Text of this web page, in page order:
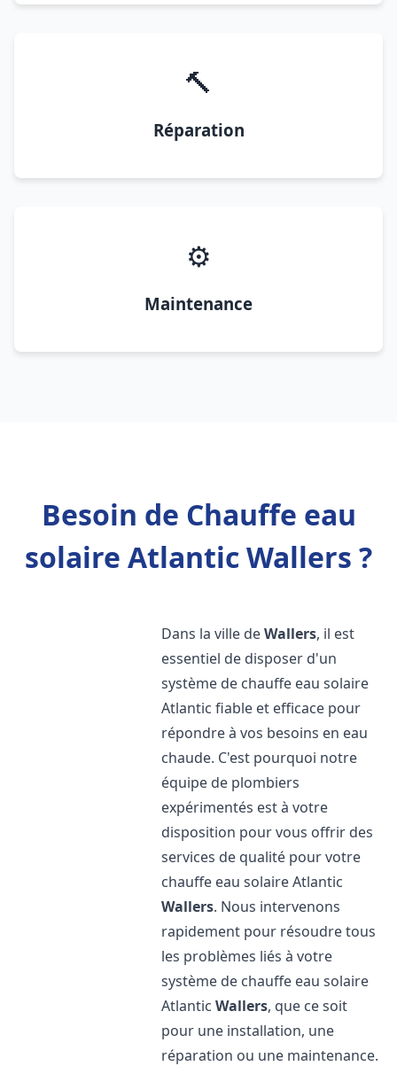
🔨
Réparation
⚙️
Maintenance
Besoin de Chauffe eau
solaire Atlantic Wallers ?
Dans la ville deWallers, il est
essentiel de disposer d'un
système de chauffe eau solaire
Atlantic fiable et efficace pour
répondre à vos besoins en eau
chaude. C'est pourquoi notre
équipe de plombiers
expérimentés est à votre
disposition pour vous offrir des
services de qualité pour votre
chauffe eau solaire Atlantic
Wallers. Nous intervenons
rapidement pour résoudre tous
les problèmes liés à votre
système de chauffe eau solaire
AtlanticWallers, que ce soit
pour une installation, une
réparation ou une maintenance.